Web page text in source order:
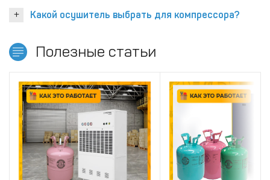
Какой осушитель выбрать для компрессора?
Полезные статьи